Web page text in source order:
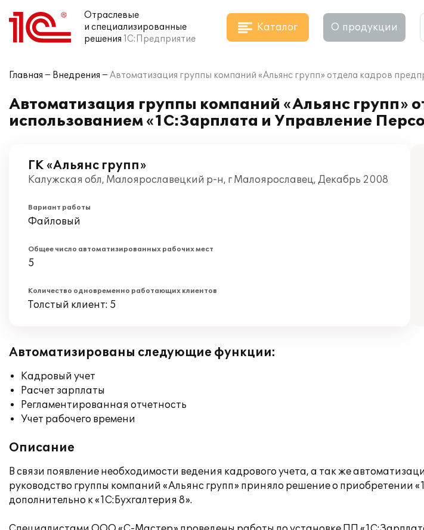
Отраслевые
и специализированные
решения 1С:Предприятие
Каталог О продукции
Главная Внедрения Автоматизация группы компаний «Альянс групп» отдела кадров
Автоматизация группы компаний «Альянс групп»
использованием «1С:Зарплата и Управление
ГК «Альянс групп»
Калужская обл, Малоярославецкий р-н, г Малоярославец, Декабрь 2008
Вариант работы
Файловый
Общее число автоматизированных рабочих мест
5
Количество одновременно работающих клиентов
Толстый клиент: 5
Автоматизированы следующие функции:
Кадровый учет
Расчет зарплаты
Регламентированная отчетность
Учет рабочего времени
Описание
В связи появление необходимости ведения кадрового учета, а так же
руководство группы компаний «Альянс групп» приняло решение о приобретении
дополнительно к «1С:Бухгалтерия 8».